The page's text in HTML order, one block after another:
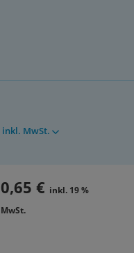
inkl. MwSt.
0,65 € inkl. 19 %
MwSt.